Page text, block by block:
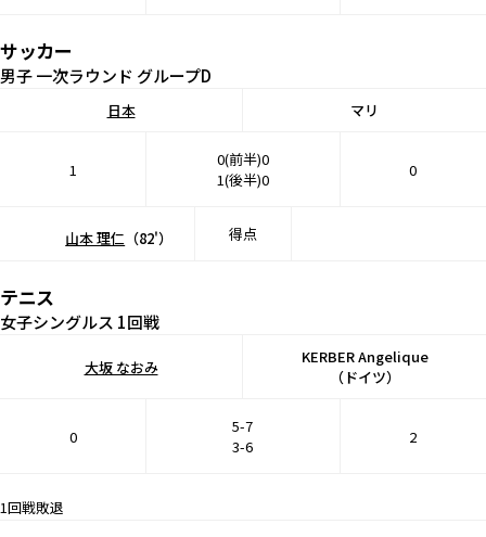
サッカー
男子 一次ラウンド グループD
日本 マリ
1
0(前半)0
1(後半)0
0
山本 理仁 （82'） 得点
テニス
女子シングルス 1回戦
大坂 なおみ
KERBER Angelique
（ドイツ）
0
5-7
3-6
2
1回戦敗退